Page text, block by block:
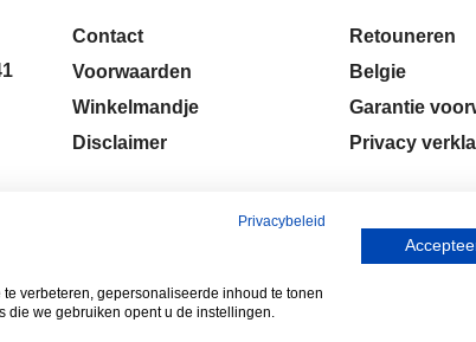
Contact
Voorwaarden
Winkelmandje
Disclaimer
Retouneren
Belgie
Garantie
Privacy
Webwinkel gemaakt met
Privacybeleid
verbeteren, gepersonaliseerde inhoud te tonen
die we gebruiken opent u de instellingen.